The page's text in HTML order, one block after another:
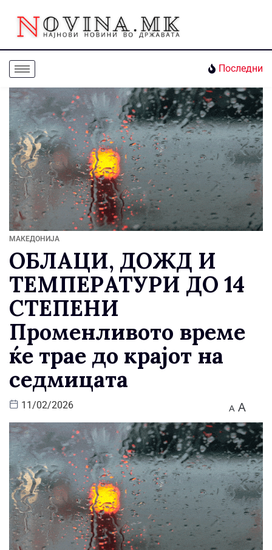
Последни
МАКЕДОНИЈА
ОБЛАЦИ, ДОЖД И
ТЕМПЕРАТУРИ ДО 14
СТЕПЕНИ
Променливото време
ќе трае до крајот на
седмицата
11/02/2026 A A